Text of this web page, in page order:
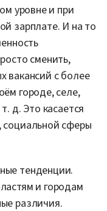
уровне и при
зарплате. И на то
сменить,
вакансий с более
городе, селе,
д. Это касается
социальной сферы
тенденции.
и городам
различия.